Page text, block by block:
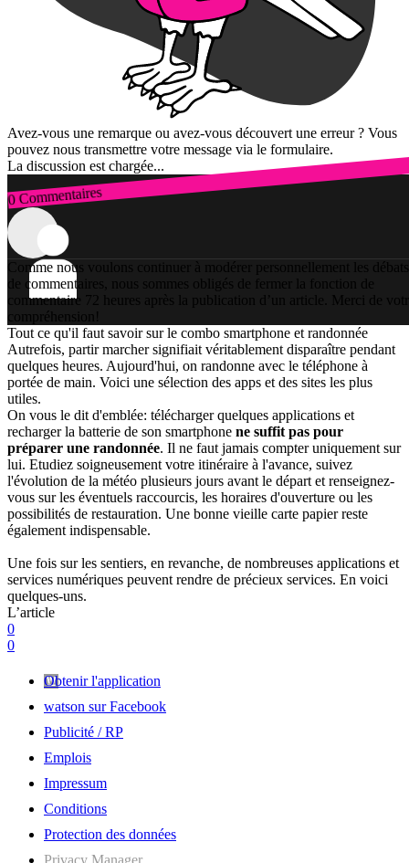
Avez-vous une remarque ou avez-vous découvert une erreur ? Vous
pouvez nous transmettre votre message via le formulaire.
La discussion est chargée...
0 Commentaires
Connexion
Comme nous voulons continuer à modérer personnellement les débats
de commentaires, nous sommes obligés de fermer la fonction de
commentaire 72 heures après la publication d’un article. Merci de
compréhension!
Tout ce qu'il faut savoir sur le combo smartphone et randonnée
Autrefois, partir marcher signifiait véritablement disparaître pendant
quelques heures. Aujourd'hui, on randonne avec le téléphone à
portée de main. Voici une sélection des apps et des sites les plus
utiles.
On vous le dit d'emblée: télécharger quelques applications et
recharger la batterie de son smartphone ne suffit pas pour
préparer une randonnée. Il ne faut jamais compter uniquement sur
lui. Etudiez soigneusement votre itinéraire à l'avance, suivez
l'évolution de la météo plusieurs jours avant le départ et renseignez-
vous sur les éventuels raccourcis, les horaires d'ouverture ou les
possibilités de restauration. Une bonne vieille carte papier reste
également indispensable.
Une fois sur les sentiers, en revanche, de nombreuses applications et
services numériques peuvent rendre de précieux services. En voici
quelques-uns.
L’article
0
0
Obtenir l'application
watson sur Facebook
Publicité / RP
Emplois
Impressum
Conditions
Protection des données